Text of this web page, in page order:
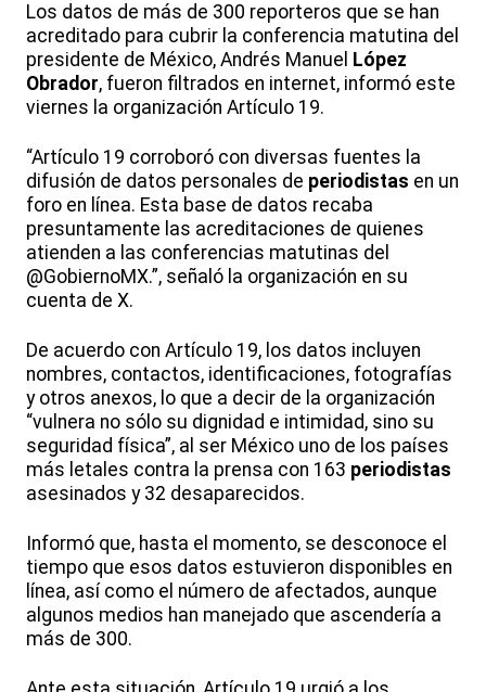
Los datos de más de 300 reporteros que se han
acreditado para cubrir la conferencia matutina del
presidente de México, Andrés Manuel López
Obrador, fueron filtrados en internet, informó este
viernes la organización Artículo 19.
“Artículo 19 corroboró con diversas fuentes la
difusión de datos personales de periodistas en un
foro en línea. Esta base de datos recaba
presuntamente las acreditaciones de quienes
atienden a las conferencias matutinas del
@GobiernoMX.”, señaló la organización en su
cuenta de X.
De acuerdo con Artículo 19, los datos incluyen
nombres, contactos, identificaciones, fotografías
y otros anexos, lo que a decir de la organización
“vulnera no sólo su dignidad e intimidad, sino su
seguridad física”, al ser México uno de los países
más letales contra la prensa con 163 periodistas
asesinados y 32 desaparecidos.
Informó que, hasta el momento, se desconoce el
tiempo que esos datos estuvieron disponibles en
línea, así como el número de afectados, aunque
algunos medios han manejado que ascendería a
más de 300.